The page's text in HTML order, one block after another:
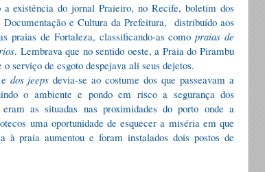
existência do jornal Praieiro, no Recife, boletim dos
e Cultura da Prefeitura, distribuído aos
praias de Fortaleza, classificando-as comopraias de
. Lembrava que no sentido oeste, a Praia do Pirambu
serviço de esgoto despejava ali seus dejetos.
dos jeeps devia-se ao costume dos que passeavam a
o ambiente e pondo em risco a segurança dos
eram as situadas nas proximidades do porto onde a
uma oportunidade de esquecer a miséria em que
praia aumentou e foram instalados dois postos de